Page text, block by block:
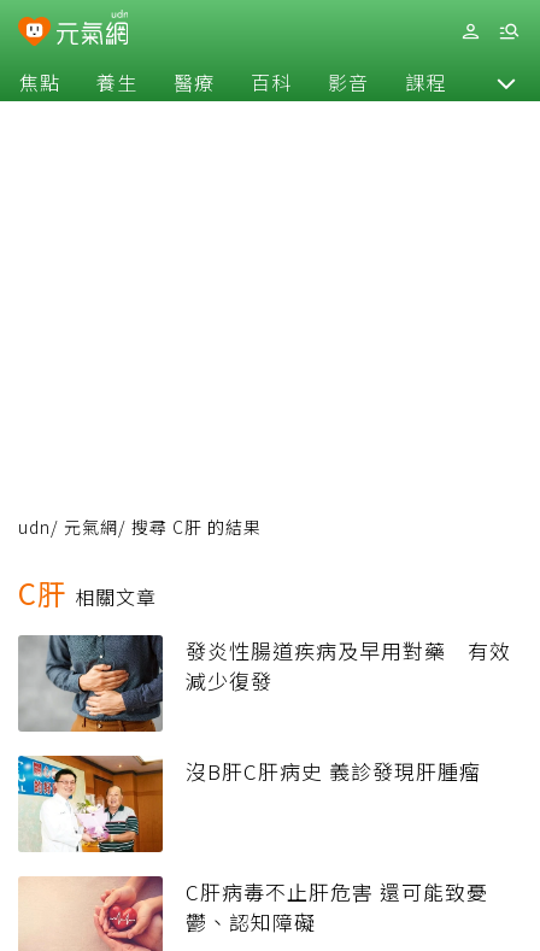
焦點 養生 醫療 百科 影音 課程 退休
udn/ 元氣網/ 搜尋 C肝 的結果
C肝 相關文章
發炎性腸道疾病及早用對藥 有效
減少復發
沒B肝C肝病史 義診發現肝腫瘤
C肝病毒不止肝危害 還可能致憂
鬱、認知障礙